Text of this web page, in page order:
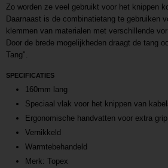
Zo worden ze veel gebruikt voor het knippen
Daarnaast is de combinatietang te gebruiken
klemmen van materialen met verschillende
Door de brede mogelijkheden draagt de tang
Tang".
SPECIFICATIES
160mm lang
Speciaal vlak voor het knippen van
Ergonomische handvatten voor extra grip
Vernikkeld
Warmtebehandeld
Merk: Topex